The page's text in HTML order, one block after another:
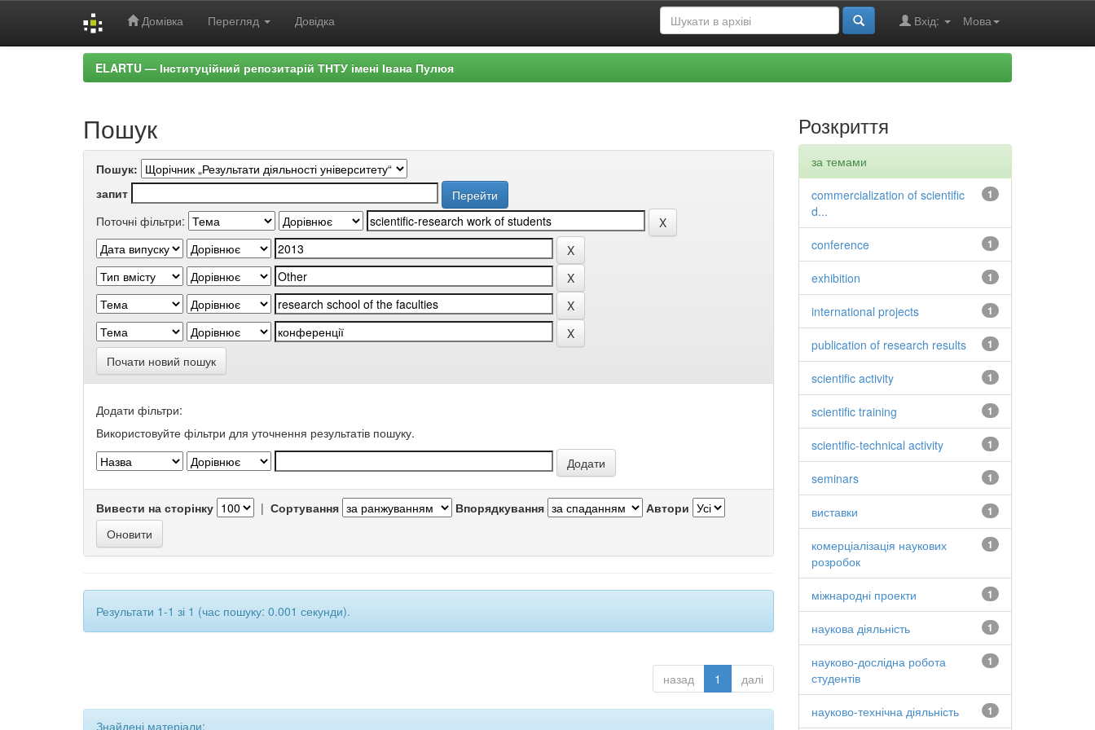
Домівка Перегляд Довідка Мова
Вхід:
ELARTU — Інституційний репозитарій ТНТУ імені Івана Пулюя
Пошук
Пошук:
запит
Поточні фільтри:
Почати новий пошук
Додати фільтри:
Використовуйте фільтри для уточнення результатів пошуку.
Вивести на сторінку | Сортування Впорядкування Автори
Результати 1-1 зі 1 (час пошуку: 0.001 секунди).
назад 1 далі
Знайдені матеріали:
Розкриття
за темами
1
commercialization of scientific
d...
1
conference
1
exhibition
1
international projects
1
publication of research results
1
scientific activity
1
scientific training
1
scientific-technical activity
1
seminars
1
виставки
1
комерціалізація наукових
розробок
1
міжнародні проекти
1
наукова діяльність
1
науково-дослідна робота
студентів
1
науково-технічна діяльність